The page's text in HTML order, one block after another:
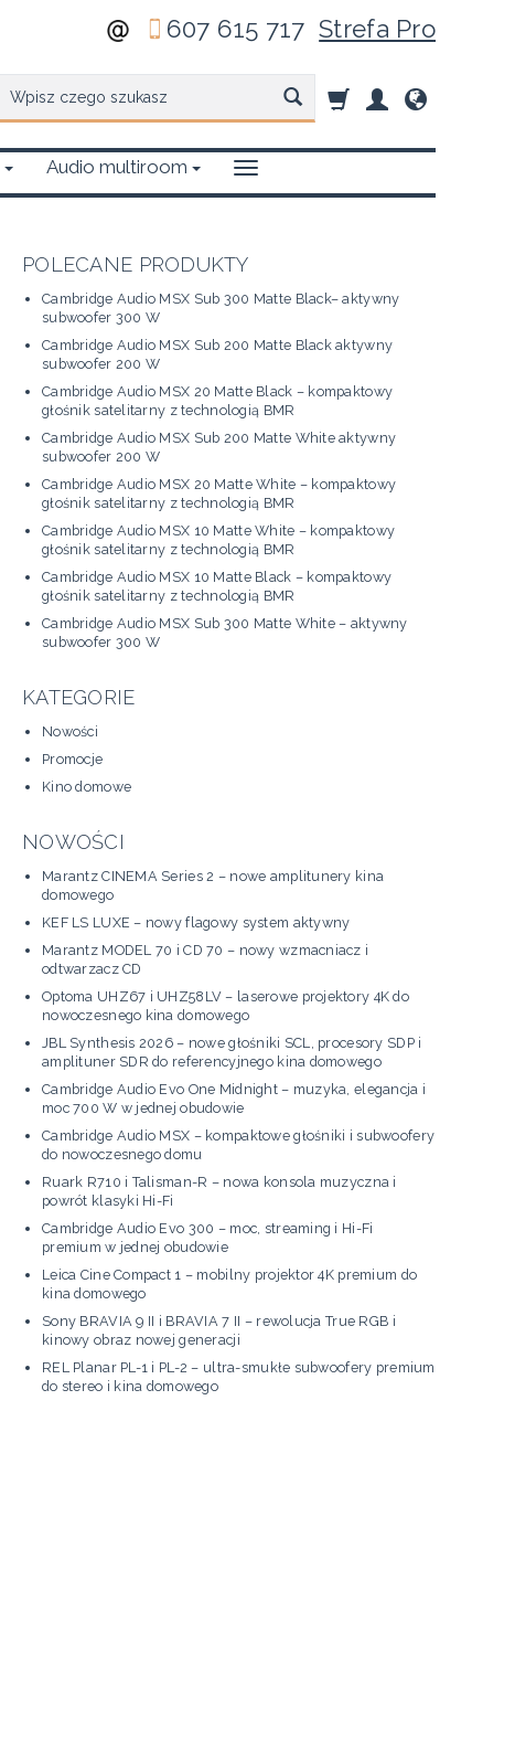
607 615 717Strefa Pro
Audio multiroom
POLECANE PRODUKTY
Cambridge Audio MSX Sub 300 Matte Black– aktywny
subwoofer 300 W
Cambridge Audio MSX Sub 200 Matte Black aktywny
subwoofer 200 W
Cambridge Audio MSX 20 Matte Black – kompaktowy
głośnik satelitarny z technologią BMR
Cambridge Audio MSX Sub 200 Matte White aktywny
subwoofer 200 W
Cambridge Audio MSX 20 Matte White – kompaktowy
głośnik satelitarny z technologią BMR
Cambridge Audio MSX 10 Matte White – kompaktowy
głośnik satelitarny z technologią BMR
Cambridge Audio MSX 10 Matte Black – kompaktowy
głośnik satelitarny z technologią BMR
Cambridge Audio MSX Sub 300 Matte White – aktywny
subwoofer 300 W
KATEGORIE
Nowości
Promocje
Kino domowe
NOWOŚCI
Marantz CINEMA Series 2 – nowe amplitunery kina
domowego
KEF LS LUXE – nowy flagowy system aktywny
Marantz MODEL 70 i CD 70 – nowy wzmacniacz i
odtwarzacz CD
Optoma UHZ67 i UHZ58LV – laserowe projektory 4K do
nowoczesnego kina domowego
JBL Synthesis 2026 – nowe głośniki SCL, procesory SDP i
amplituner SDR do referencyjnego kina domowego
Cambridge Audio Evo One Midnight – muzyka, elegancja i
moc 700 W w jednej obudowie
Cambridge Audio MSX – kompaktowe głośniki i subwoofery
do nowoczesnego domu
Ruark R710 i Talisman-R – nowa konsola muzyczna i
powrót klasyki Hi-Fi
Cambridge Audio Evo 300 – moc, streaming i Hi-Fi
premium w jednej obudowie
Leica Cine Compact 1 – mobilny projektor 4K premium do
kina domowego
Sony BRAVIA 9 II i BRAVIA 7 II – rewolucja True RGB i
kinowy obraz nowej generacji
REL Planar PL-1 i PL-2 – ultra-smukłe subwoofery premium
do stereo i kina domowego